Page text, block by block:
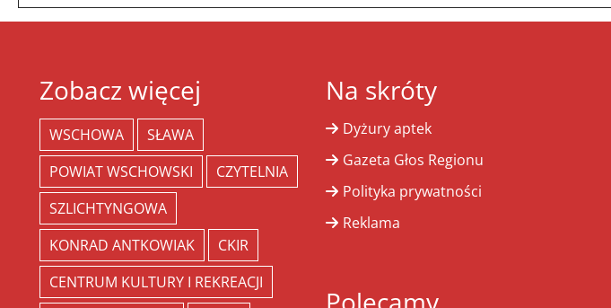
Zobacz więcej
WSCHOWA
SŁAWA
POWIAT WSCHOWSKI
CZYTELNIA
SZLICHTYNGOWA
KONRAD ANTKOWIAK
CKIR
CENTRUM KULTURY I REKREACJI
Na skróty
Dyżury aptek
Gazeta Głos Regionu
Polityka prywatności
Reklama